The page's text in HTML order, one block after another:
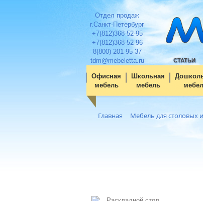
Отдел продаж
г.Санкт-Петербург
+7(812)368-52-95
+7(812)368-52-96
8(800)-201-95-37
tdm@mebeletta.ru
СТАТЬИ
Офисная
мебель
Школьная
мебель
Главная Мебель для столовых